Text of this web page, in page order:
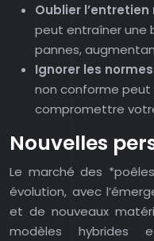
Oublier l’entretien
peut entraîner une
pannes,
Ignorer les
non conforme
compromettre
Nouvelles
Le marché des
évolution, avec
et de nouveaux
modèles hybrides